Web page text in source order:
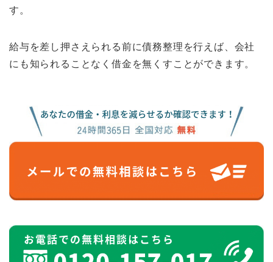
す。
給与を差し押さえられる前に債務整理を行えば、会社
にも知られることなく借金を無くすことができます。